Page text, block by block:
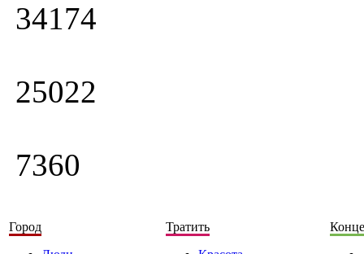
34174
25022
7360
Город
Тратить